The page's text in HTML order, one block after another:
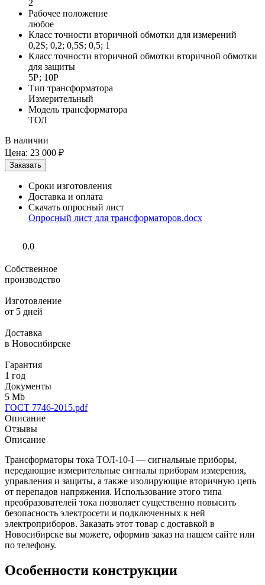
2
Рабочее положение
любое
Класс точности вторичной обмотки для измерений
0,2S; 0,2; 0,5S; 0,5; 1
Класс точности вторичной обмотки вторичной обмотки
для защиты
5Р; 10Р
Тип трансформатора
Измерительный
Модель трансформатора
ТОЛ
В наличии
Цена: 23 000 ₽
Сроки изготовления
Доставка и оплата
Скачать опросный лист
Опросный лист для трансформаторов.docx
0.0
Собственное
производство
Изготовление
от 5 дней
Доставка
в Новосибирске
Гарантия
1 год
Документы
5 Mb
ГОСТ 7746-2015.pdf
Описание
Отзывы
Описание
Трансформаторы тока ТОЛ-10-I — сигнальные приборы,
передающие измерительные сигналы приборам измерения,
управления и защиты, а также изолирующие вторичную цепь
от перепадов напряжения. Использование этого типа
преобразователей тока позволяет существенно повысить
безопасность электросети и подключенных к ней
электроприборов. Заказать этот товар с доставкой в
Новосибирске вы можете, оформив заказ на нашем сайте или
по телефону.
Особенности конструкции